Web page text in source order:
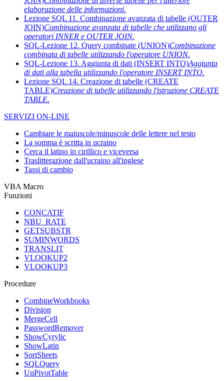
elaborazione delle informazioni.
Lezione SQL 11. Combinazione avanzata di tabelle (OUTER
JOIN)Combinazione avanzata di tabelle che utilizzano gli
operatori INNER e OUTER JOIN.
SQL-Lezione 12. Query combinate (UNION)Combinazione
combinata di tabelle utilizzando l'operatore UNION.
SQL-Lezione 13. Aggiunta di dati (INSERT INTO)Aggiunta
di dati alla tabella utilizzando l'operatore INSERT INTO.
Lezione SQL 14. Creazione di tabelle (CREATE
TABLE)Creazione di tabelle utilizzando l'istruzione CREATE
TABLE.
SERVIZI ON-LINE
Cambiare le maiuscole/minuscole delle lettere nel testo
La somma è scritta in ucraino
Cerca il latino in cirillico e viceversa
Traslitterazione dall'ucraino all'inglese
Tassi di cambio
VBA Macro
Funzioni
CONCATIF
NBU_RATE
GETSUBSTR
SUMINWORDS
TRANSLIT
VLOOKUP2
VLOOKUP3
Procedure
CombineWorkbooks
Division
MergeCell
PasswordRemover
ShowCyrylic
ShowLatin
SortSheets
SQLQuery
UnPivotTable